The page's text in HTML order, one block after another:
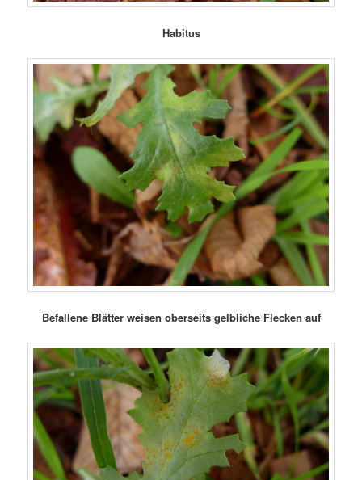
Habitus
Befallene Blätter weisen oberseits gelbliche Flecken auf